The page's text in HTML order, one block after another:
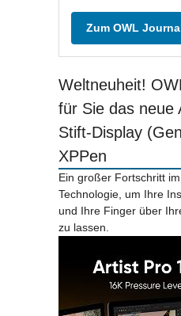
Zum OWL
Weltneuheit!
für Sie das neue
Stift-Display
XPPen
Ein großer Fortschritt
Technologie, um Ihre
und Ihre Finger über
zu lassen.